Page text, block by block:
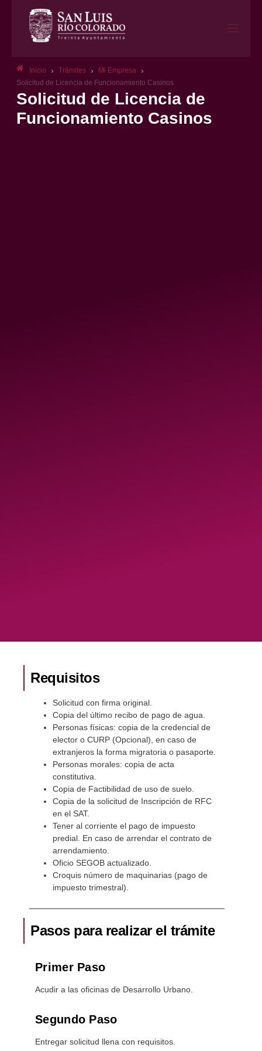
Inicio › Trámites › Mi Empresa ›
Solicitud de Licencia de Funcionamiento Casinos
Solicitud de Licencia de
Funcionamiento Casinos
Requisitos
Solicitud con firma original.
Copia del último recibo de pago de agua.
Personas físicas: copia de la credencial de
elector o CURP (Opcional), en caso de
extranjeros la forma migratoria o pasaporte.
Personas morales: copia de acta
constitutiva.
Copia de Factibilidad de uso de suelo.
Copia de la solicitud de Inscripción de RFC
en el SAT.
Tener al corriente el pago de impuesto
predial. En caso de arrendar el contrato de
arrendamiento.
Oficio SEGOB actualizado.
Croquis número de maquinarias (pago de
impuesto trimestral).
Pasos para realizar el trámite
Primer Paso
Acudir a las oficinas de Desarrollo Urbano.
Segundo Paso
Entregar solicitud llena con requisitos.